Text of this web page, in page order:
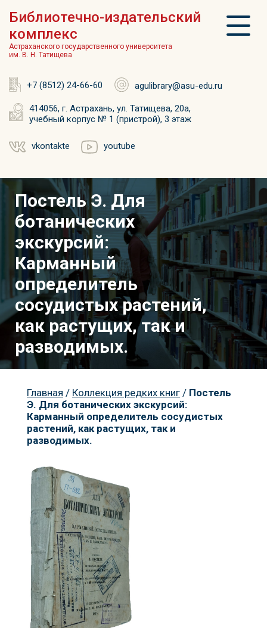
Библиотечно-издательский
комплекс
Астраханского государственного университета
им. В. Н. Татищева
+7 (8512) 24-66-60 agulibrary@asu-edu.ru
414056, г. Астрахань, ул. Татищева, 20а,
учебный корпус № 1 (пристрой), 3 этаж
vkontakte youtube
Постель Э. Для
ботанических
экскурсий:
Карманный
определитель
сосудистых растений,
как растущих, так и
разводимых.
Главная / Коллекция редких книг / Постель
Э. Для ботанических экскурсий:
Карманный определитель сосудистых
растений, как растущих, так и
разводимых.